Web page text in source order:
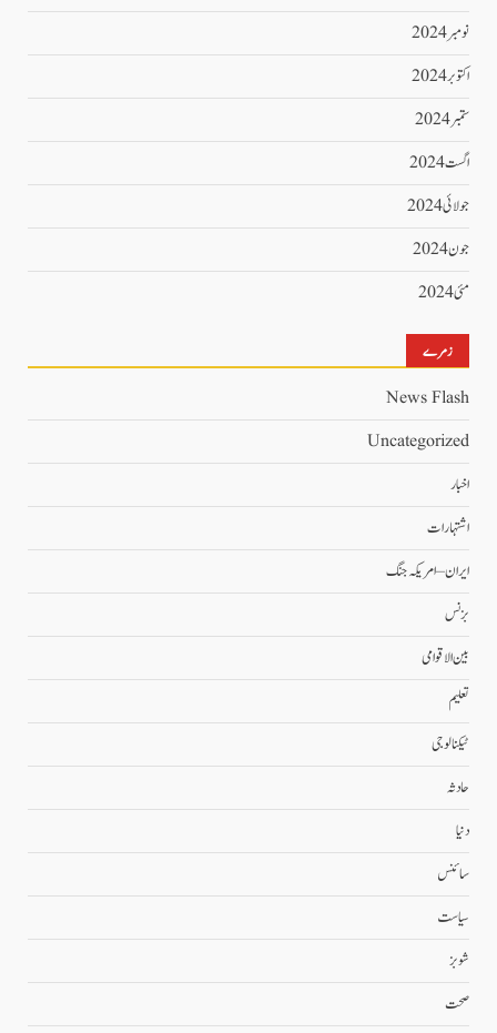
نومبر 2024
اکتوبر 2024
ستمبر 2024
اگست 2024
جولائی 2024
جون 2024
مئی 2024
زمرے
News Flash
Uncategorized
اخبار
اشتہارات
ایران – امریکہ جنگ
بزنس
بین الاقوامی
تعلیم
ٹیکنالوجی
حادثہ
دنیا
سائنس
سیاست
شوبز
صحت